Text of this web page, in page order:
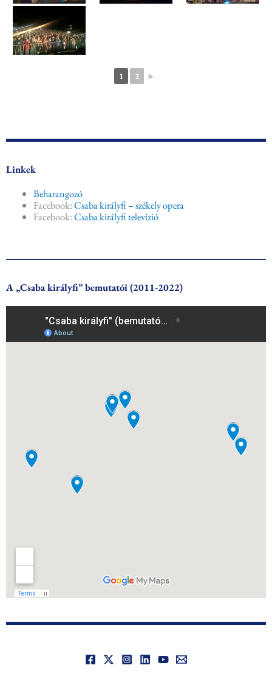
1 2 ►
Linkek
Beharangozó
Facebook:Csaba királyfi – székely opera
Facebook:Csaba királyfi televízió
A „Csaba királyfi” bemutatói (2011-2022)